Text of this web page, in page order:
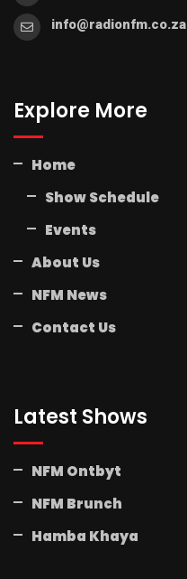
info@radionfm.co.za
Explore More
Home
Show Schedule
Events
About Us
NFM News
Contact Us
Latest Shows
NFM Ontbyt
NFM Brunch
Hamba Khaya